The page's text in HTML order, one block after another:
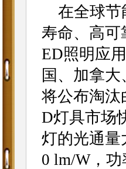
在全球节
寿命、高可
ED照明应
国、加拿
将公布淘汰
D灯具市场
灯的光通量
0 lm/W，